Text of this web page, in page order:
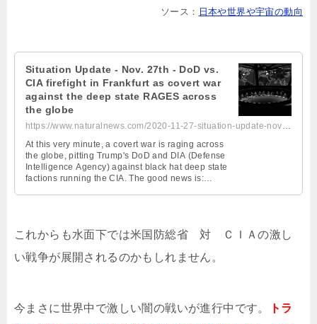
ソース： 日本や世界や宇宙の動向
Situation Update - Nov. 27th - DoD vs.
CIA firefight in Frankfurt as covert war
against the deep state RAGES across
the globe
https://www.naturalnews.com/2020-11-27-situation-update-nov-27th-dod-vs-cia-c...
At this very minute, a covert war is raging across
the globe, pitting Trump's DoD and DIA (Defense
Intelligence Agency) against black hat deep state
factions running the CIA. The good news is:
これからも水面下では米国防総省 対 ＣＩＡの激し
い戦争が展開されるのかもしれません。
今まさに世界中で激しい闇の戦いが進行中です。
トラ